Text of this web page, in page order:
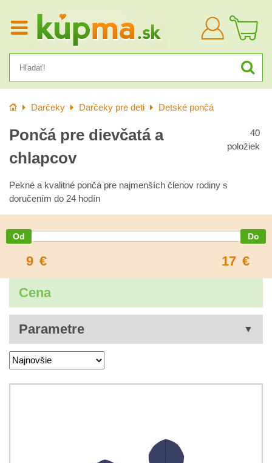
Prihlásiť
sa
Úvod Darčeky Darčeky pre deti Detské pončá
Pončá pre dievčatá a
chlapcov
40
položiek
Pekné a kvalitné pončá pre najmenších členov rodiny s
doručením do 24 hodín
9 € 17 €
Cena
Parametre